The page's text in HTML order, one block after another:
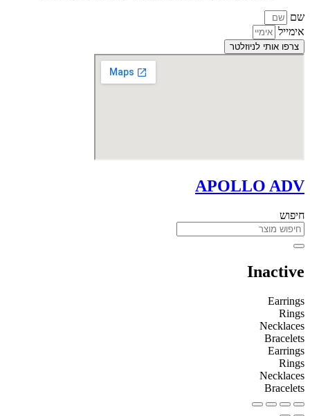
שם
אימייל
צרפו אותי לניוזלטר
APOLLO ADV
חיפוש
Inactive
Earrings
Rings
Necklaces
Bracelets
Earrings
Rings
Necklaces
Bracelets